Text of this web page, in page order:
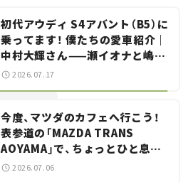
初代アウディ S4アバント（B5）に
乗ってます！ 僕たちの愛車紹介｜
中村大輝さん——瀬イオナと嶋田
智之の「クルマでざっくばらんば
2026.07.17
今度、マツダのカフェへ行こう！
表参道の「MAZDA TRANS
AOYAMA」で、ちょっとひと息。
——連載｜CCGとクルマでどうす
2026.07.06